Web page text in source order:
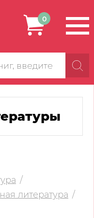
0
литература